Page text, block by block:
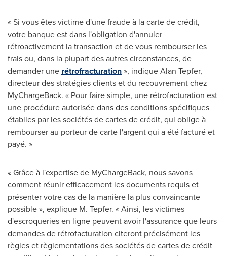
« Si vous êtes victime d'une fraude à la carte de crédit,
votre banque est dans l'obligation d'annuler
rétroactivement la transaction et de vous rembourser les
frais ou, dans la plupart des autres circonstances, de
demander une rétrofracturation», indiqueAlan Tepfer,
directeur des stratégies clients et du recouvrement chez
MyChargeBack. « Pour faire simple, une rétrofacturation est
une procédure autorisée dans des conditions spécifiques
établies par les sociétés de cartes de crédit, qui oblige à
rembourser au porteur de carte l'argent qui a été facturé et
payé. »
« Grâce à l'expertise de MyChargeBack, nous savons
comment réunir efficacement les documents requis et
présenter votre cas de la manière la plus convaincante
possible », explique M. Tepfer. « Ainsi, les victimes
d'escroqueries en ligne peuvent avoir l'assurance que leurs
demandes de rétrofacturation citeront précisément les
règles et règlementations des sociétés de cartes de crédit